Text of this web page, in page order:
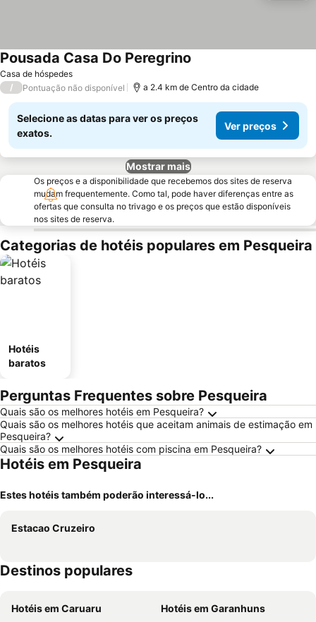
Casa de hóspedes
Pousada Casa Do Peregrino
/ Pontuação não disponível a 2.4 km de Centro da cidade
Selecione as datas para ver os preços
exatos.
Ver preços
Mostrar mais
Os preços e a disponibilidade que recebemos dos sites de reserva
mudam frequentemente. Como tal, pode haver diferenças entre as
ofertas que consulta no trivago e os preços que estão disponíveis
nos sites de reserva.
Categorias de hotéis populares em Pesqueira
Hotéis
baratos
Perguntas Frequentes sobre Pesqueira
Quais são os melhores hotéis em Pesqueira?
Quais são os melhores hotéis que aceitam animais de estimação em
Pesqueira?
Quais são os melhores hotéis com piscina em Pesqueira?
Hotéis em Pesqueira
Estes hotéis também poderão interessá-lo...
Estacao Cruzeiro
Destinos populares
Hotéis em Caruaru
Hotéis em Garanhuns